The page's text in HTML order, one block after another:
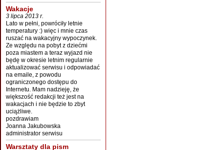
Wakacje
3 lipca 2013 r.
Lato w pełni, powróciły letnie
temperatury :) więc i mnie czas
ruszać na wakacyjny wypoczynek.
Ze względu na pobyt z dziećmi
poza miastem a teraz wyjazd nie
będę w okresie letnim regularnie
aktualizować serwisu i odpowiadać
na emaile, z powodu
ograniczonego dostępu do
Internetu. Mam nadzieję, że
większość redakcji też jest na
wakacjach i nie będzie to zbyt
uciążliwe.
pozdrawiam
Joanna Jakubowska
administrator serwisu
Warsztaty dla pism